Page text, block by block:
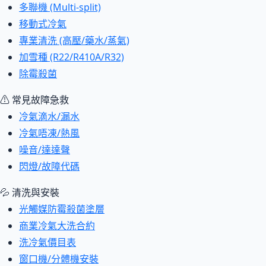
多聯機 (Multi-split)
移動式冷氣
專業清洗 (高壓/藥水/蒸氣)
加雪種 (R22/R410A/R32)
除霉殺菌
⚠ 常見故障急救
冷氣滴水/漏水
冷氣唔凍/熱風
噪音/達達聲
閃燈/故障代碼
💦 清洗與安裝
光觸媒防霉殺菌塗層
商業冷氣大洗合約
洗冷氣價目表
窗口機/分體機安裝